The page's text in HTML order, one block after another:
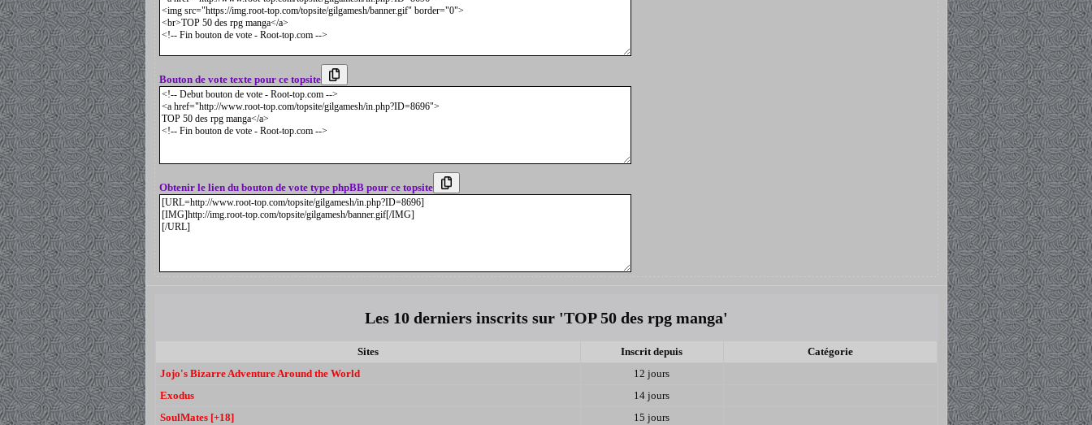
Bouton de vote texte pour ce topsite
Obtenir le lien du bouton de vote type phpBB pour ce topsite
Les 10 derniers inscrits sur 'TOP 50 des rpg manga'
Sites Inscrit depuis
Catégorie
Jojo's Bizarre Adventure Around the World
12 jours
Exodus
14 jours
SoulMates [+18]
15 jours